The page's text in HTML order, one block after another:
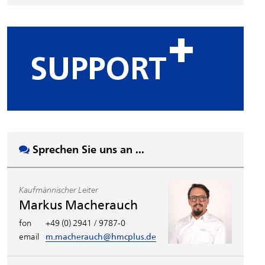
Sprechen Sie uns an ...
Kaufmännischer Leiter
Markus Macherauch
fon
+49 (0) 2941 / 9787-0
email
m.macherauch@hmcplus.de